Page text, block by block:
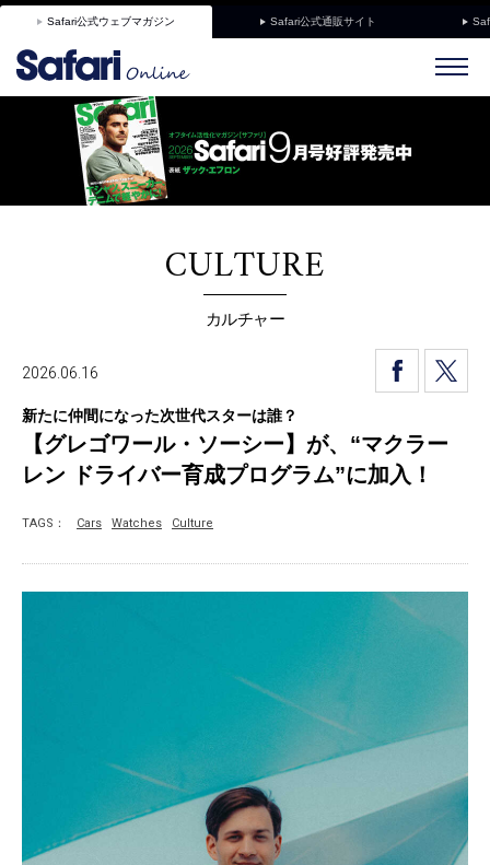
Safari公式ウェブマガジン Safari公式通販サイト
CULTURE
カルチャー
2026.06.16
新たに仲間になった次世代スターは誰？
【グレゴワール・ソーシー】が、“マクラー
レン ドライバー育成プログラム”に加入！
TAGS： Cars Watches Culture